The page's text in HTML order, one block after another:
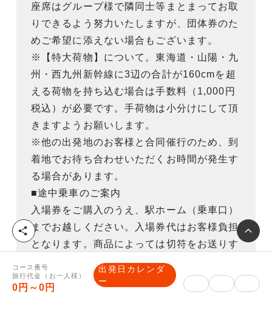
座席はグループ様で隣同士等まとまってお取
りできるよう努力いたしますが、団体券のた
めご希望に添えない場合もございます。
※【特大荷物】について。東海道・山陽・九
州・西九州新幹線に3辺の合計が160cmを超
える荷物を持ち込む場合は手数料（1,000円
税込）が必要です。手荷物は小分けにして頂
きますようお願いします。
※他の出発地のお客様と合同催行のため、到
着地でお待ち合わせいただくお時間が発生す
る場合があります。
■途中乗車のご案内
入場券をご購入のうえ、駅ホーム（乗車口）
までお越しください。入場券代はお客様負担
となります。商品によっては切符をお送りす
る場合もあります。
コース番号
旅行代金（お一人様）
0円～0円
出発日カレンダ
ー
シ
ェ
ア